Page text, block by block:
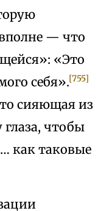
— что
«Это
себя».[755]
сияющая из
чтобы
как таковые